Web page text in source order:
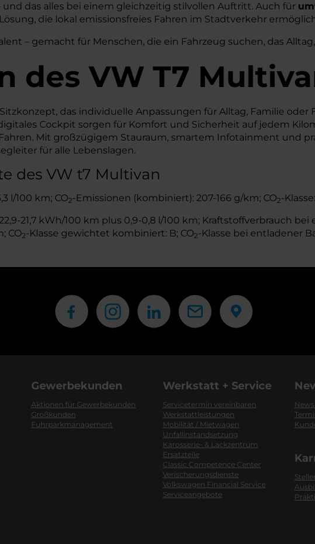
das alles bei einem gleichzeitig stilvollen Auftritt. Auch für
die lokal emissionsfreies Fahren im Stadtverkehr
– gemacht für Menschen, die ein Fahrzeug suchen, das
des VW T7
das individuelle Anpassungen für Alltag, Familie
Cockpit sorgen für Komfort und Sicherheit auf jedem
Mit großzügigem Stauraum, smartem Infotainment und
für alle Lebenslagen.
des VW t7 Multivan
l/100 km; CO2-Emissionen (kombiniert): 207-166 g/km; CO2-
21,7 kWh/100 km plus 0,9-0,8 l/100 km; Kraftstoffverbrauch
CO2-Klasse gewichtet kombiniert: B; CO2-Klasse bei entladener
Gewerbekunden
Aktionen für Gewerbekunden
Großkunden
Fuhrparkmanagement
Werkstatt + Service
Servicetermin vereinbaren
Werkstattleistungen
Mobilität / Mietwagen
Unfallinstandsetzung
Karosserie- & Lackzentrum
Ersatzteile
Classic Competence Center
Verischerungsdienste
Volkswagen Financial Service
Serviceangebote